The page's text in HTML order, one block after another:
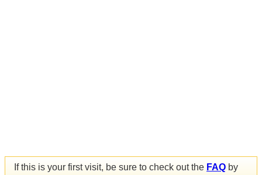
If this is your first visit, be sure to check out the FAQ by